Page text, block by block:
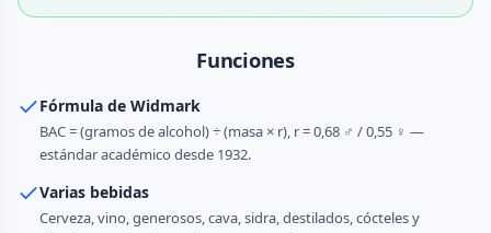
Funciones
Fórmula de Widmark
BAC = (gramos de alcohol) ÷ (masa × r), r = 0,68 ♂ / 0,55 ♀ —
estándar académico desde 1932.
Varias bebidas
Cerveza, vino, generosos, cava, sidra, destilados, cócteles y